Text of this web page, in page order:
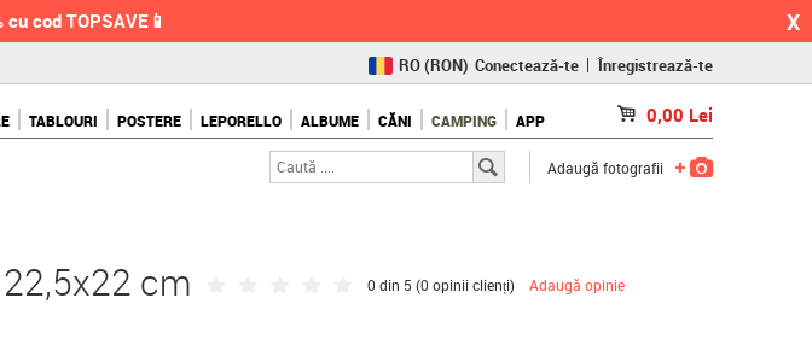
cod TOPSAVE📱 X
(KČ)
SK(€)
RO(RON) Conectează-te Înregistrează-te
TABLOURI POSTERE LEPORELLO ALBUME CĂNI CAMPING APP 0,00 Lei
Adaugă fotografii
cm 0 din 5 (0 opinii clienți) Adaugă opinie